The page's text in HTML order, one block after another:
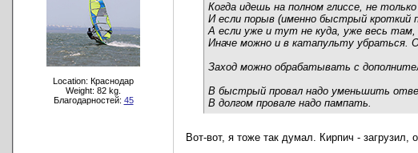
Location: Краснодар
Weight: 82 kg.
Благодарностей: 45
Когда идешь на полном глиссе, не
И если порыв (именно быстрый
А если уже и тут не куда, уже весь
Иначе можно и в катапульту убраться.
Заход можно обрабатывать с
В быстрый провал надо уменьшить
В долгом провале надо пампать.
Вот-вот, я тоже так думал. Кирпич - загрузил,